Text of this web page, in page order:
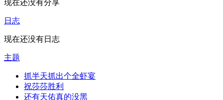
现在还没有分享
日志
现在还没有日志
主题
抓半天抓出个全虾宴
祝莎莎胜利
还有天佑真的没黑